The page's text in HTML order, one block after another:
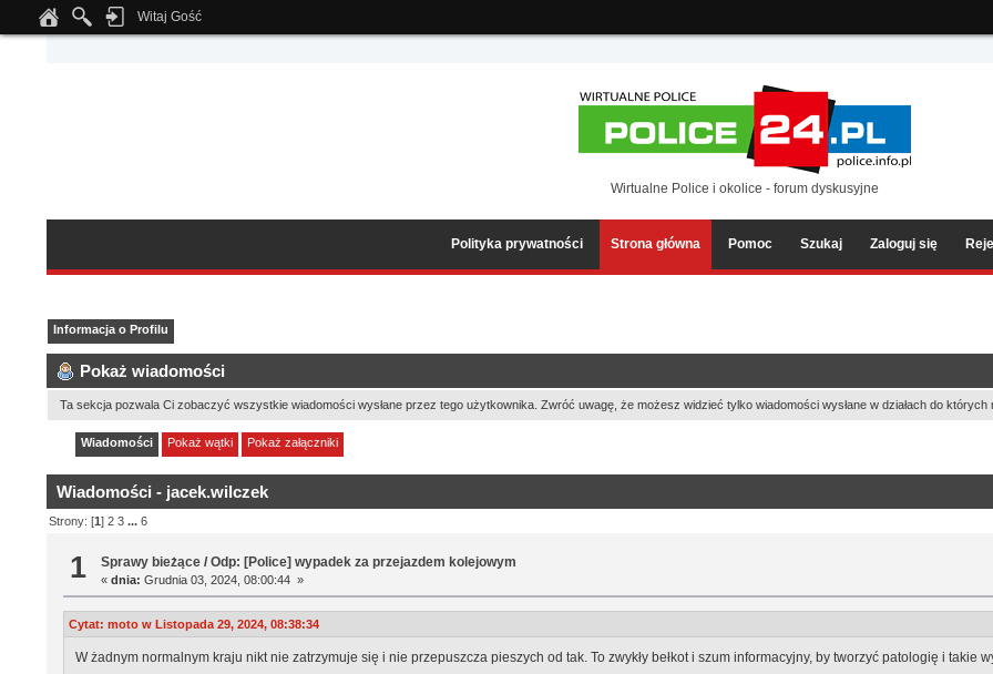
Notice: Undefined index: tapatalk_body_hook in
Witaj Gość
Wirtualne Police i okolice - forum dyskusyjne
Polityka prywatności Strona główna Pomoc Szukaj Zaloguj się
Informacja o Profilu
Pokaż wiadomości
Ta sekcja pozwala Ci zobaczyć wszystkie wiadomości wysłane przez tego użytkownika. Zwróć uwagę, że możesz widzieć tylko wiadomości wysłane w działach do których
Wiadomości Pokaż wątki Pokaż załączniki
Wiadomości - jacek.wilczek
Strony: [1]2 3 ...6
1 Sprawy bieżące /Odp: [Police] wypadek za przejazdem kolejowym
«dnia: Grudnia 03, 2024, 08:00:44 »
Cytat: moto w Listopada 29, 2024, 08:38:34
W żadnym normalnym kraju nikt nie zatrzymuje się i nie przepuszcza pieszych od tak. To zwykły bełkot i szum informacyjny, by tworzyć patologię i takie